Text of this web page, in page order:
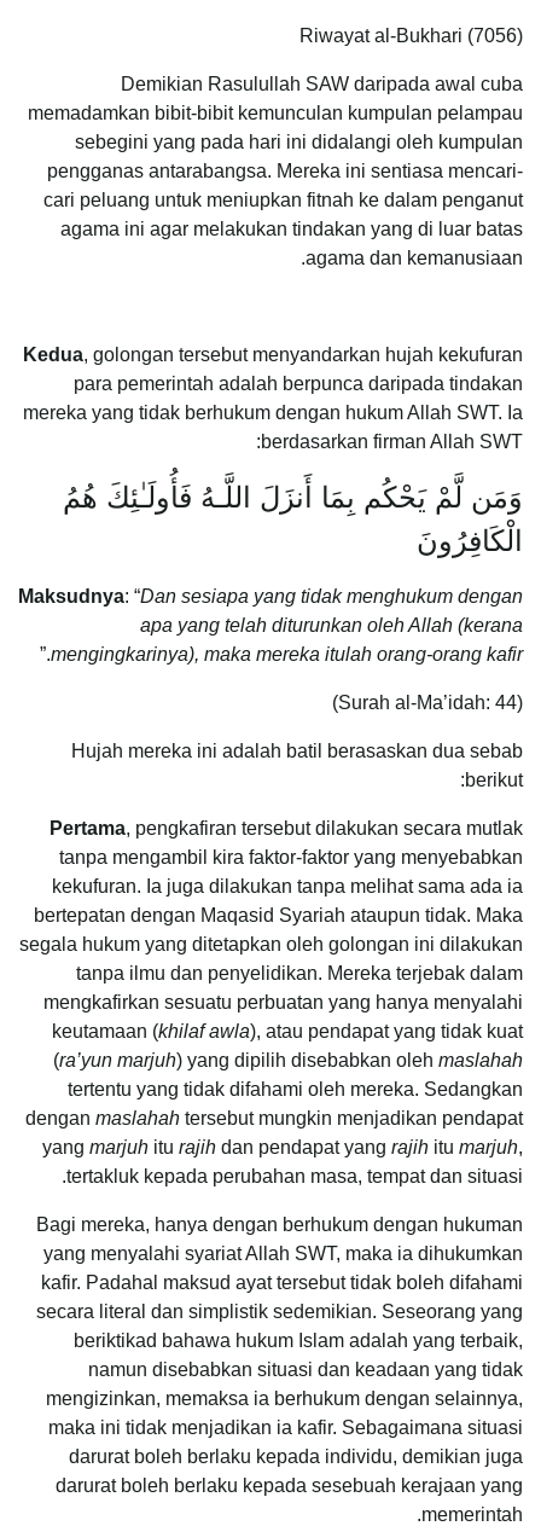
Riwayat al-Bukhari (7056)
Demikian Rasulullah SAW daripada awal cuba
memadamkan bibit-bibit kemunculan kumpulan pelampau
sebegini yang pada hari ini didalangi oleh kumpulan
pengganas antarabangsa. Mereka ini sentiasa mencari-
cari peluang untuk meniupkan fitnah ke dalam penganut
agama ini agar melakukan tindakan yang di luar batas
agama dan kemanusiaan.
Kedua, golongan tersebut menyandarkan hujah kekufuran
para pemerintah adalah berpunca daripada tindakan
mereka yang tidak berhukum dengan hukum Allah SWT. Ia
berdasarkan firman Allah SWT:
وَمَن لَّمْ يَحْكُم بِمَا أَنزَلَ اللَّـهُ فَأُولَـٰئِكَ هُمُ
الْكَافِرُونَ
Maksudnya: “Dan sesiapa yang tidak menghukum dengan
apa yang telah diturunkan oleh Allah (kerana
mengingkarinya), maka mereka itulah orang-orang kafir
.”
(Surah al-Ma’idah: 44)
Hujah mereka ini adalah batil berasaskan dua sebab
berikut:
Pertama, pengkafiran tersebut dilakukan secara mutlak
tanpa mengambil kira faktor-faktor yang menyebabkan
kekufuran. Ia juga dilakukan tanpa melihat sama ada ia
bertepatan dengan Maqasid Syariah ataupun tidak. Maka
segala hukum yang ditetapkan oleh golongan ini dilakukan
tanpa ilmu dan penyelidikan. Mereka terjebak dalam
mengkafirkan sesuatu perbuatan yang hanya menyalahi
keutamaan (khilaf awla), atau pendapat yang tidak kuat
(ra’yun marjuh) yang dipilih disebabkan oleh maslahah
tertentu yang tidak difahami oleh mereka. Sedangkan
dengan maslahah tersebut mungkin menjadikan pendapat
yang marjuh itu rajih dan pendapat yang rajih itu marjuh,
tertakluk kepada perubahan masa, tempat dan situasi.
Bagi mereka, hanya dengan berhukum dengan hukuman
yang menyalahi syariat Allah SWT, maka ia dihukumkan
kafir. Padahal maksud ayat tersebut tidak boleh difahami
secara literal dan simplistik sedemikian. Seseorang yang
beriktikad bahawa hukum Islam adalah yang terbaik,
namun disebabkan situasi dan keadaan yang tidak
mengizinkan, memaksa ia berhukum dengan selainnya,
maka ini tidak menjadikan ia kafir. Sebagaimana situasi
darurat boleh berlaku kepada individu, demikian juga
darurat boleh berlaku kepada sesebuah kerajaan yang
memerintah.